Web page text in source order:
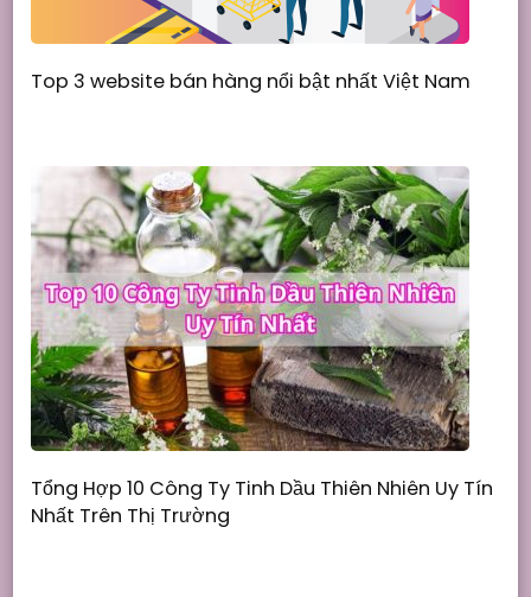
Top 3 website bán hàng nổi bật nhất Việt Nam
Tổng Hợp 10 Công Ty Tinh Dầu Thiên Nhiên Uy Tín
Nhất Trên Thị Trường